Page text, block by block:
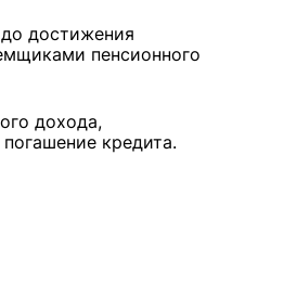
достижения
пенсионного
дохода,
кредита.